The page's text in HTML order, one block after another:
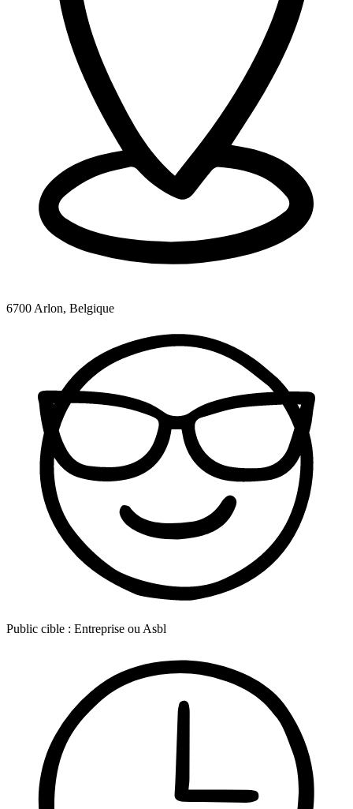
6700 Arlon, Belgique
Public cible : Entreprise ou Asbl